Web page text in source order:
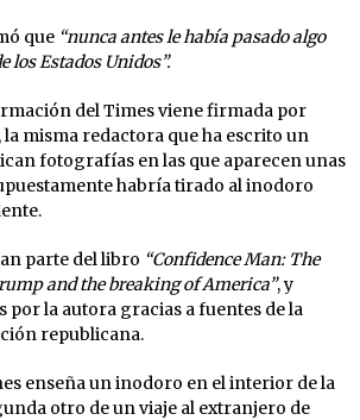
que “nunca antes le había pasado algo
los Estados Unidos”.
del Times viene firmada por
misma redactora que ha escrito un
fotografías en las que aparecen unas
habría tirado al inodoro
parte del libro “Confidence Man: The
and the breaking of America”, y
la autora gracias a fuentes de la
republicana.
enseña un inodoro en el interior de la
otro de un viaje al extranjero de